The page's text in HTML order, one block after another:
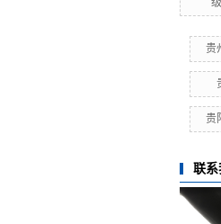
贵
贵
联系